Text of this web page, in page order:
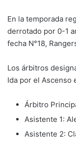
En la temporada
derrotado por 0-1
fecha N°18,
Los árbitros
Ida por el Ascenso
Árbitro
Asistente 1:
Asistente 2: